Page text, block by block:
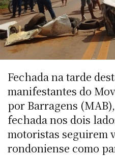
Fechada na tarde
manifestantes do
por Barragens
fechada nos dois
motoristas seguirem
rondoniense como